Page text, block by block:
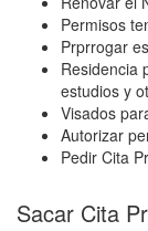
Permisos
Prprrogar
Residencia
estudios y
Visados
Autorizar
Pedir Cita
Sacar Cita